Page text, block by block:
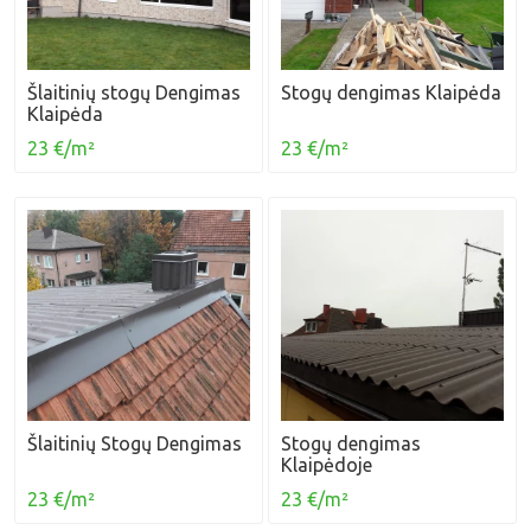
Šlaitinių stogų Dengimas
Klaipėda
23 €/m²
Stogų dengimas Klaipėda
23 €/m²
Šlaitinių Stogų Dengimas
23 €/m²
Stogų dengimas
Klaipėdoje
23 €/m²